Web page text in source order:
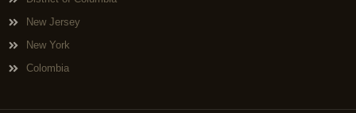
New Jersey
New York
Colombia